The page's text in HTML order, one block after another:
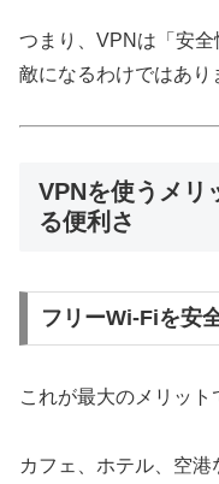
つまり、VPNは「安
敵になるわけではあり
VPNを使うメリ
る便利さ
フリーWi-Fiを安
これが最大のメリット
カフェ、ホテル、空港